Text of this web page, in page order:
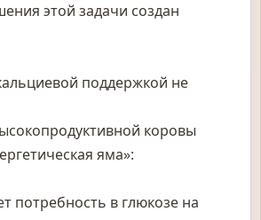
этой задачи создан
поддержкой не
коровы
яма»:
потребность в глюкозе на